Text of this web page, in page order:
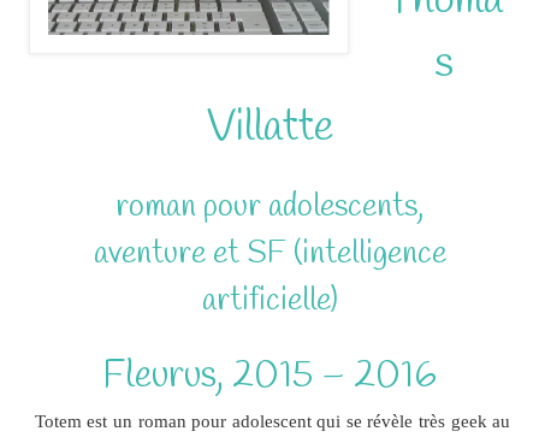
s
Villatte
roman pour adolescents,
aventure et SF (intelligence
artificielle)
Fleurus, 2015 – 2016
Totem est un roman pour adolescent qui se révèle très geek au